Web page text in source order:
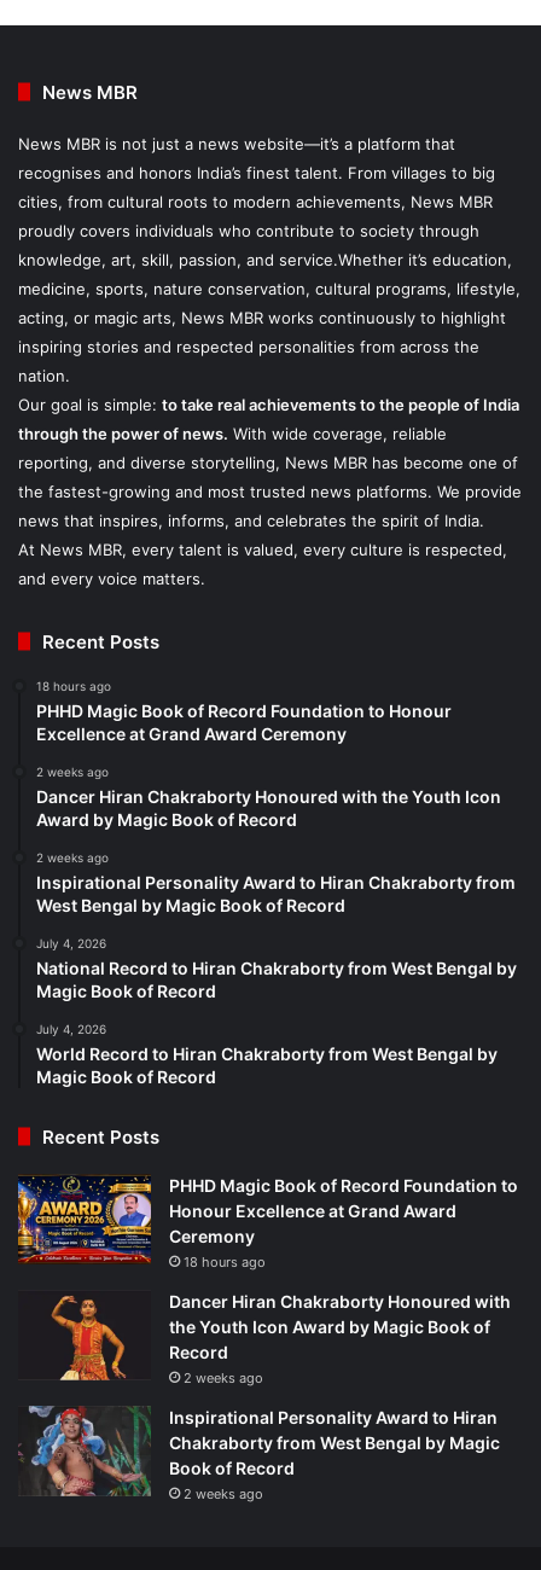
News MBR
News MBR is not just a news website—it’s a platform that
recognises and honors India’s finest talent. From villages to big
cities, from cultural roots to modern achievements, News MBR
proudly covers individuals who contribute to society through
knowledge, art, skill, passion, and service.Whether it’s education,
medicine, sports, nature conservation, cultural programs, lifestyle,
acting, or magic arts, News MBR works continuously to highlight
inspiring stories and respected personalities from across the
nation.
Our goal is simple: to take real achievements to the people of India
through the power of news. With wide coverage, reliable
reporting, and diverse storytelling, News MBR has become one of
the fastest-growing and most trusted news platforms. We provide
news that inspires, informs, and celebrates the spirit of India.
At News MBR, every talent is valued, every culture is respected,
and every voice matters.
Recent Posts
18 hours ago
PHHD Magic Book of Record Foundation to Honour
Excellence at Grand Award Ceremony
2 weeks ago
Dancer Hiran Chakraborty Honoured with the Youth Icon
Award by Magic Book of Record
2 weeks ago
Inspirational Personality Award to Hiran Chakraborty from
West Bengal by Magic Book of Record
July 4, 2026
National Record to Hiran Chakraborty from West Bengal by
Magic Book of Record
July 4, 2026
World Record to Hiran Chakraborty from West Bengal by
Magic Book of Record
Recent Posts
PHHD Magic Book of Record Foundation to
Honour Excellence at Grand Award
Ceremony
18 hours ago
Dancer Hiran Chakraborty Honoured with
the Youth Icon Award by Magic Book of
Record
2 weeks ago
Inspirational Personality Award to Hiran
Chakraborty from West Bengal by Magic
Book of Record
2 weeks ago